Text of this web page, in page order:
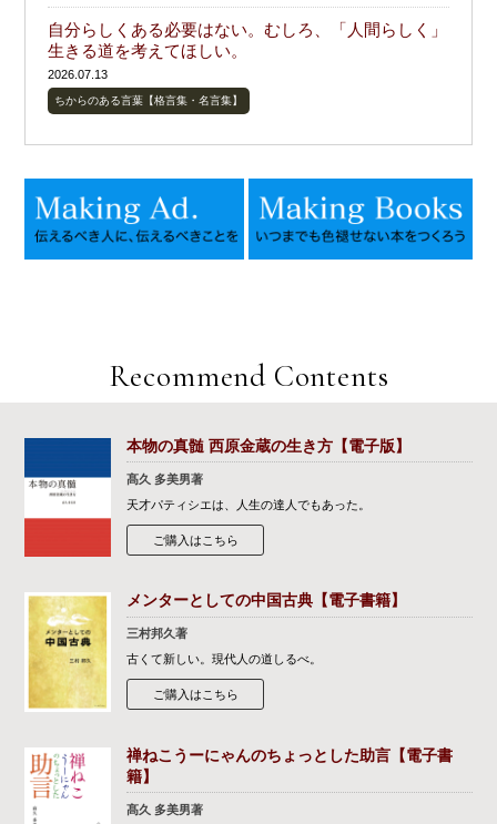
自分らしくある必要はない。むしろ、「人間らしく」
生きる道を考えてほしい。
2026.07.13
ちからのある言葉【格言集・名言集】
Recommend Contents
本物の真髄 西原金蔵の生き方【電子版】
髙久 多美男著
天才パティシエは、人生の達人でもあった。
ご購入はこちら
メンターとしての中国古典【電子書籍】
三村邦久著
古くて新しい。現代人の道しるべ。
ご購入はこちら
禅ねこうーにゃんのちょっとした助言【電子書
籍】
髙久 多美男著